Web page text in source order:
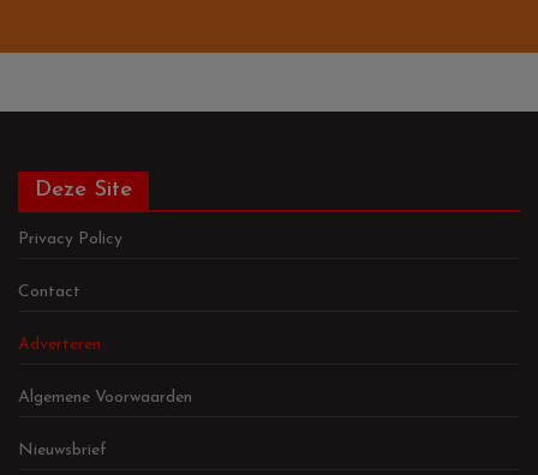
Deze Site
Privacy Policy
Contact
Adverteren
Algemene Voorwaarden
Nieuwsbrief